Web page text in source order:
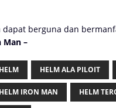
dapat berguna dan
Man –
HELM HELM ALA PILOIT
HELM IRON MAN HELM